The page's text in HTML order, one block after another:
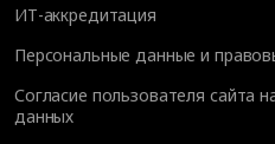
ИТ-аккредитация
Персональные данные и
Согласие пользователя сайта
данных